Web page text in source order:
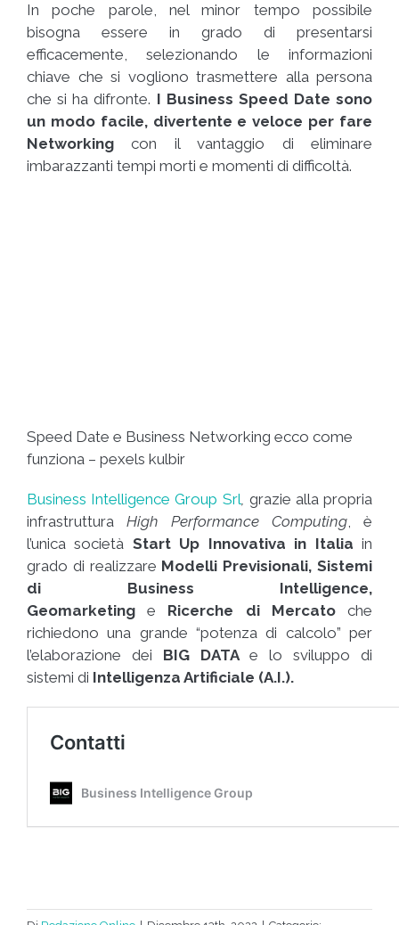
In poche parole, nel minor tempo possibile
bisogna essere in grado di presentarsi
efficacemente, selezionando le informazioni
chiave che si vogliono trasmettere alla persona
che si ha difronte. I Business Speed Date sono
un modo facile, divertente e veloce per fare
Networking con il vantaggio di eliminare
imbarazzanti tempi morti e momenti di difficoltà.
Speed Date e Business Networking ecco come
funziona – pexels kulbir
Business Intelligence Group Srl, grazie alla propria
infrastruttura High Performance Computing , è
l’unica società Start Up Innovativa in Italia in
grado di realizzare Modelli Previsionali, Sistemi
di Business Intelligence,
Geomarketinge Ricerche di Mercatoche
richiedono una grande “potenza di calcolo” per
l’elaborazione dei BIG DATAe lo sviluppo di
sistemi di Intelligenza Artificiale (A.I.).